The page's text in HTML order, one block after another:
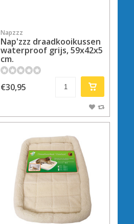
Napzzz
Nap'zzz draadkooikussen
waterproof grijs, 59x42x5
cm.
€30,95